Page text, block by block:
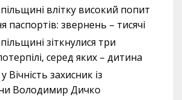
влітку високий попит
паспортів: звернень – тисячі
зіткнулися три
серед яких – дитина
Вічність захисник із
Володимир Дичко